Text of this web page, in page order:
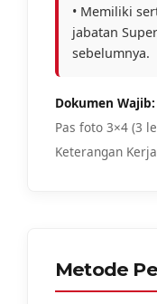
• Memiliki
jabatan
sebelumnya.
Dokumen Wajib:
Pas foto 3×4 (3
Keterangan
Metode